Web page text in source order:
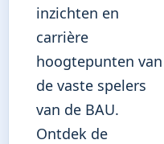
inzichten en
carrière
hoogtepunten van
de vaste spelers
van de BAU.
Ontdek de